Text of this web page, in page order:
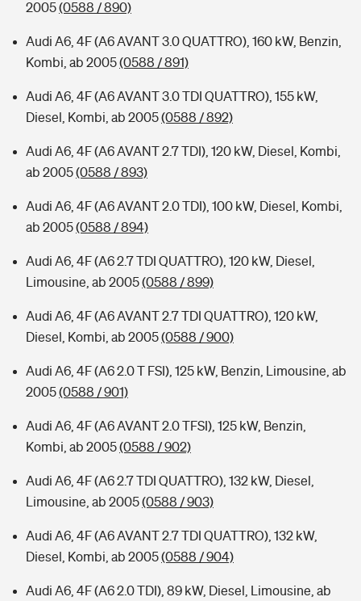
2005(0588 / 890)
Audi A6, 4F (A6 AVANT 3.0 QUATTRO), 160 kW, Benzin,
Kombi, ab 2005(0588 / 891)
Audi A6, 4F (A6 AVANT 3.0 TDI QUATTRO), 155 kW,
Diesel, Kombi, ab 2005(0588 / 892)
Audi A6, 4F (A6 AVANT 2.7 TDI), 120 kW, Diesel, Kombi,
ab 2005(0588 / 893)
Audi A6, 4F (A6 AVANT 2.0 TDI), 100 kW, Diesel, Kombi,
ab 2005(0588 / 894)
Audi A6, 4F (A6 2.7 TDI QUATTRO), 120 kW, Diesel,
Limousine, ab 2005(0588 / 899)
Audi A6, 4F (A6 AVANT 2.7 TDI QUATTRO), 120 kW,
Diesel, Kombi, ab 2005(0588 / 900)
Audi A6, 4F (A6 2.0 T FSI), 125 kW, Benzin, Limousine, ab
2005(0588 / 901)
Audi A6, 4F (A6 AVANT 2.0 TFSI), 125 kW, Benzin,
Kombi, ab 2005(0588 / 902)
Audi A6, 4F (A6 2.7 TDI QUATTRO), 132 kW, Diesel,
Limousine, ab 2005(0588 / 903)
Audi A6, 4F (A6 AVANT 2.7 TDI QUATTRO), 132 kW,
Diesel, Kombi, ab 2005(0588 / 904)
Audi A6, 4F (A6 2.0 TDI), 89 kW, Diesel, Limousine, ab